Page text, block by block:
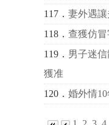
117．妻外遇
118．查獲仿
119． 男子迷
獲准
120．婚外情